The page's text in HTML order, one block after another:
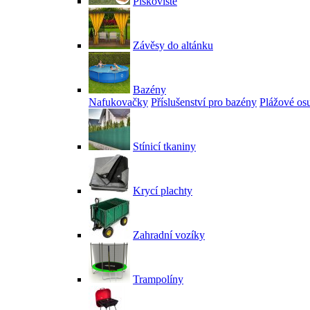
Závěsy do altánku
Bazény
Nafukovačky Příslušenství pro bazény Plážové
Stínicí tkaniny
Krycí plachty
Zahradní vozíky
Trampolíny